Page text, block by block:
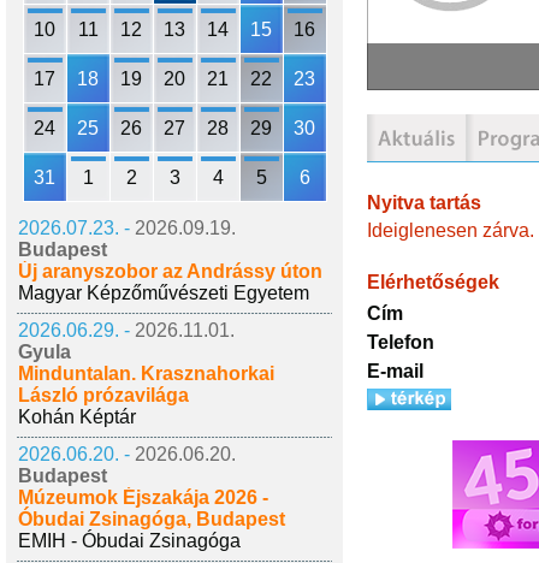
10 11 12 13 14 15 16
17 18 19 20 21 22 23
24 25 26 27 28 29 30
31 1 2 3 4 5 6
2026.07.23. - 2026.09.19.
Budapest
Új aranyszobor az Andrássy úton
Magyar Képzőművészeti Egyetem
2026.06.29. - 2026.11.01.
Gyula
Minduntalan. Krasznahorkai
László prózavilága
Kohán Képtár
2026.06.20. - 2026.06.20.
Budapest
Múzeumok Éjszakája 2026 -
Óbudai Zsinagóga, Budapest
EMIH - Óbudai Zsinagóga
Nyitva tartás
Ideiglenesen zárva.
Elérhetőségek
Cím
Telefon
E-mail